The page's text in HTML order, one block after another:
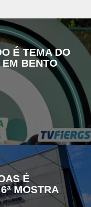
É TEMA DO
BENTO
É
MOSTRA